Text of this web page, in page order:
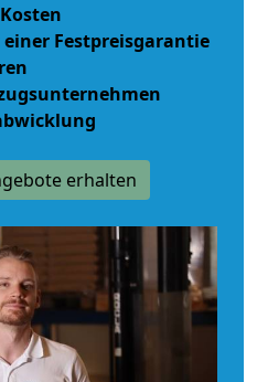
Festpreisgarantie
erhalten